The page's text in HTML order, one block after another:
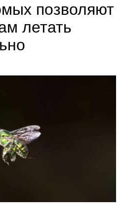
позволяют
летать